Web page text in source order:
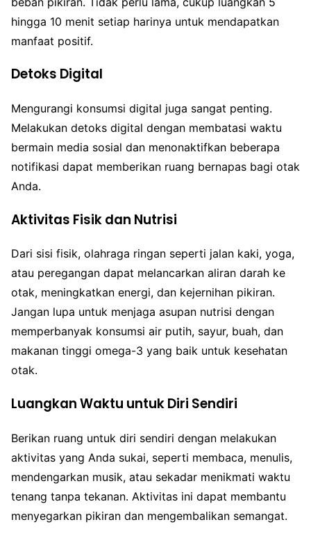
hingga 10 menit setiap harinya untuk mendapatkan
manfaat positif.
Detoks Digital
Mengurangi konsumsi digital juga sangat penting.
Melakukan detoks digital dengan membatasi waktu
bermain media sosial dan menonaktifkan beberapa
notifikasi dapat memberikan ruang bernapas bagi otak
Anda.
Aktivitas Fisik dan Nutrisi
Dari sisi fisik, olahraga ringan seperti jalan kaki, yoga,
atau peregangan dapat melancarkan aliran darah ke
otak, meningkatkan energi, dan kejernihan pikiran.
Jangan lupa untuk menjaga asupan nutrisi dengan
memperbanyak konsumsi air putih, sayur, buah, dan
makanan tinggi omega-3 yang baik untuk kesehatan
otak.
Luangkan Waktu untuk Diri Sendiri
Berikan ruang untuk diri sendiri dengan melakukan
aktivitas yang Anda sukai, seperti membaca, menulis,
mendengarkan musik, atau sekadar menikmati waktu
tenang tanpa tekanan. Aktivitas ini dapat membantu
menyegarkan pikiran dan mengembalikan semangat.